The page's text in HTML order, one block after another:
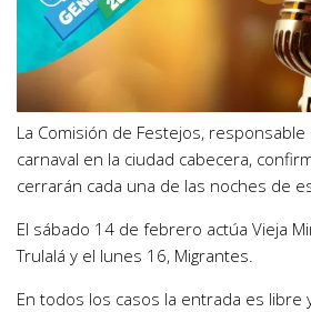
La Comisión de Festejos,
carnaval en la ciudad cabecera,
cerrarán cada una de las noches de
El sábado 14 de febrero actúa Vieja
Trulalá y el lunes 16, Migrantes.
En todos los casos la entrada es libre